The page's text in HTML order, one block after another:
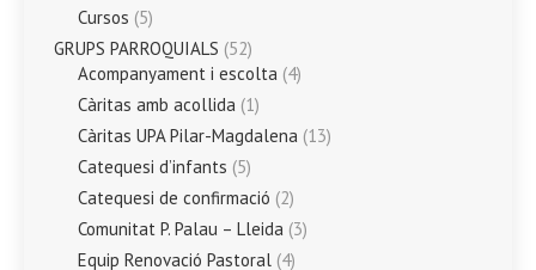
Cursos (5)
GRUPS PARROQUIALS (52)
Acompanyament i escolta (4)
Càritas amb acollida (1)
Càritas UPA Pilar-Magdalena (13)
Catequesi d’infants (5)
Catequesi de confirmació (2)
Comunitat P. Palau – Lleida (3)
Equip Renovació Pastoral (4)